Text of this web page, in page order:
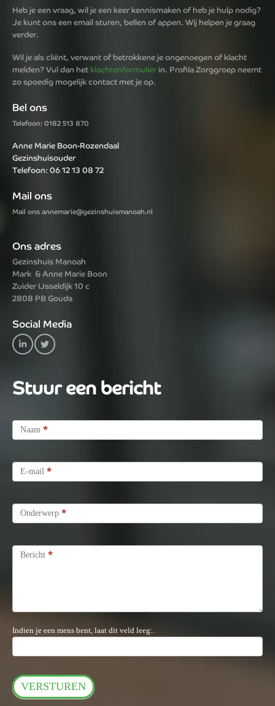
Heb je een vraag, wil je een keer kennismaken of heb je hulp nodig?
Je kunt ons een email sturen, bellen of appen. Wij helpen je graag
verder.
Wil je als cliënt, verwant of betrokkene je ongenoegen of klacht
melden? Vul dan het klachtenformulier in. Profila Zorggroep neemt
zo spoedig mogelijk contact met je op.
Bel ons
Telefoon: 0182 513 870
Anne Marie Boon-Rozendaal
Gezinshuisouder
Telefoon: 06 12 13 08 72
Mail ons
Mail ons annemarie@gezinshuismanoah.nl
Ons adres
Gezinshuis Manoah
Mark & Anne Marie Boon
Zuider IJsseldijk 10 c
2808 PB Gouda
Social Media
Stuur een bericht
UsNaam *
E-mail *
Onderwerp *
Bericht *
Indien je een mens bent, laat dit veld leeg:.
VERSTUREN